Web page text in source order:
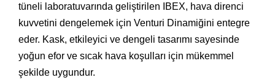
tüneli laboratuvarında geliştirilen IBEX, hava direnci
kuvvetini dengelemek için Venturi Dinamiğini entegre
eder. Kask, etkileyici ve dengeli tasarımı sayesinde
yoğun efor ve sıcak hava koşulları için mükemmel
şekilde uygundur.